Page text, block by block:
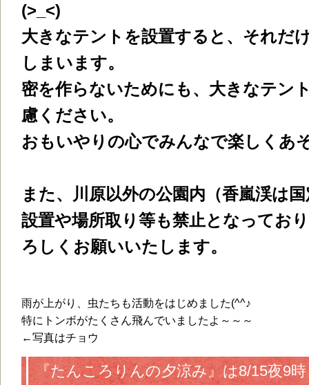
(>_<)
大きなテントを設置すると、それだ
しまいます。
密を作らないためにも、大きなテン
慮ください。
おもいやりの心でみんなで楽しくあ
また、川原以外の公園内（香嵐渓は
設置や場所取り等も禁止となってお
ろしくお願いいたします。
雨が上がり、虫たちも活動をはじめました(^^♪
特にトンボがたくさん飛んでいましたよ～～～
←写真はチョウ
『たんころりんの夕涼み』は8/15夜9